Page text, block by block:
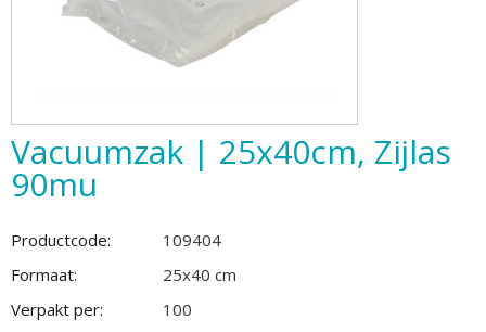
Vacuumzak | 25x40cm, Zijlas
90mu
Productcode:
109404
Formaat:
25x40 cm
Verpakt per:
100